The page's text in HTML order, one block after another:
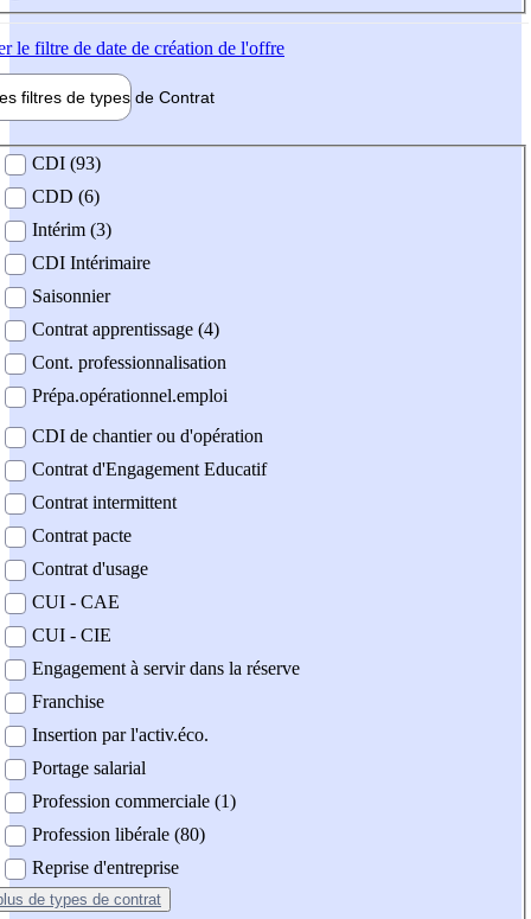
le filtre de date de création de l'offre
filtres de types de Contrat
contrat
CDI (93)
CDD (6)
Intérim (3)
CDI Intérimaire
Saisonnier
Contrat apprentissage (4)
Cont. professionnalisation
Prépa.opérationnel.emploi
CDI de chantier ou d'opération
Contrat d'Engagement Educatif
Contrat intermittent
Contrat pacte
Contrat d'usage
CUI - CAE
CUI - CIE
Engagement à servir dans la réserve
Franchise
Insertion par l'activ.éco.
Portage salarial
Profession commerciale (1)
Profession libérale (80)
Reprise d'entreprise
de types de contrat